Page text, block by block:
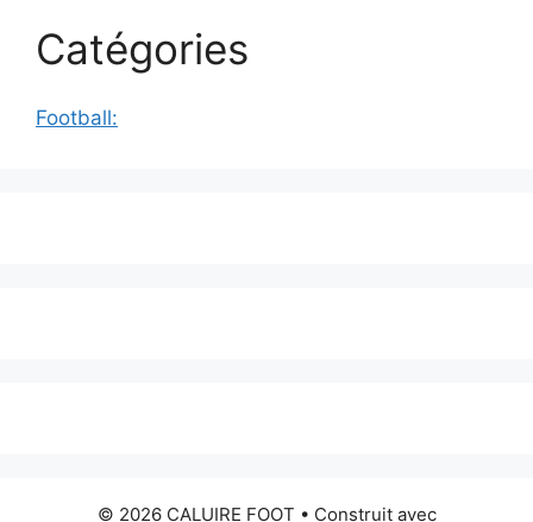
Catégories
Football:
© 2026 CALUIRE FOOT • Construit avec